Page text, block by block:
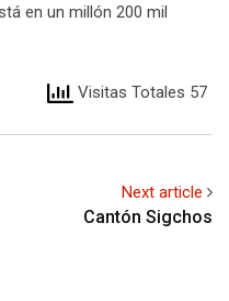
en un millón 200 mil
Visitas Totales 57
Next article
Cantón Sigchos